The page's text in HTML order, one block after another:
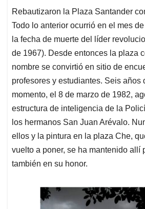
Rebautizaron la Plaza Santander
Todo lo anterior ocurrió en el mes
la fecha de muerte del líder
de 1967). Desde entonces la plaza
nombre se convirtió en sitio de
profesores y estudiantes. Seis años
momento, el 8 de marzo de 1982,
estructura de inteligencia de la
los hermanos San Juan Arévalo.
ellos y la pintura en la plaza Che,
vuelto a poner, se ha mantenido allí
también en su honor.